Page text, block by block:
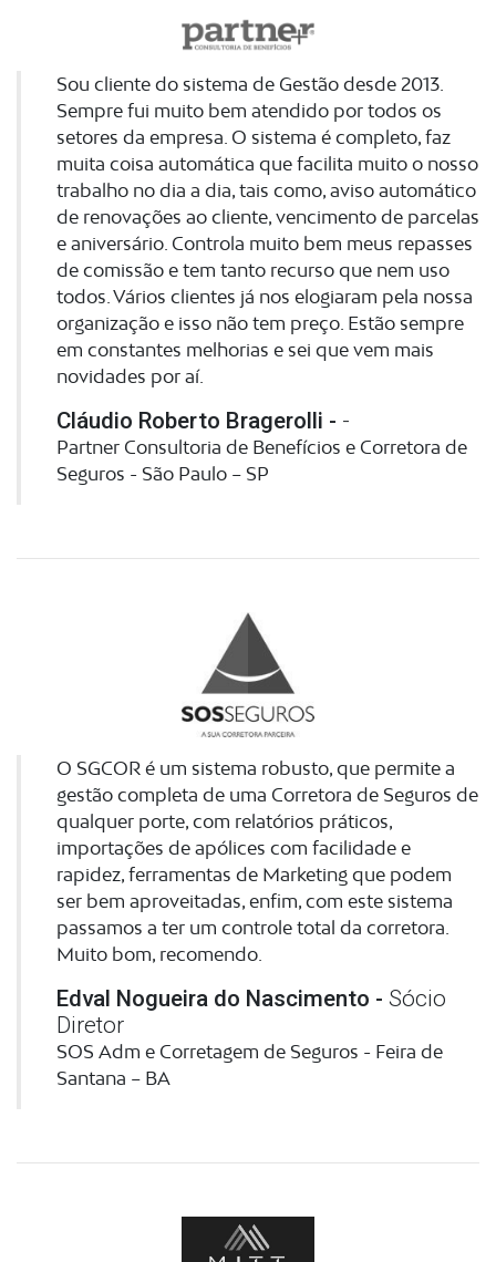
Sou cliente do sistema de Gestão desde 2013.
Sempre fui muito bem atendido por todos os
setores da empresa. O sistema é completo, faz
muita coisa automática que facilita muito o nosso
trabalho no dia a dia, tais como, aviso automático
de renovações ao cliente, vencimento de parcelas
e aniversário. Controla muito bem meus repasses
de comissão e tem tanto recurso que nem uso
todos. Vários clientes já nos elogiaram pela nossa
organização e isso não tem preço. Estão sempre
em constantes melhorias e sei que vem mais
novidades por aí.
Cláudio Roberto Bragerolli - -
Partner Consultoria de Benefícios e Corretora de
Seguros - São Paulo – SP
O SGCOR é um sistema robusto, que permite a
gestão completa de uma Corretora de Seguros de
qualquer porte, com relatórios práticos,
importações de apólices com facilidade e
rapidez, ferramentas de Marketing que podem
ser bem aproveitadas, enfim, com este sistema
passamos a ter um controle total da corretora.
Muito bom, recomendo.
Edval Nogueira do Nascimento - Sócio
Diretor
SOS Adm e Corretagem de Seguros - Feira de
Santana – BA